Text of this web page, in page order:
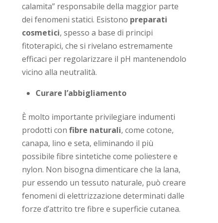
calamita” responsabile della maggior parte
dei fenomeni statici. Esistono preparati
cosmetici, spesso a base di principi
fitoterapici, che si rivelano estremamente
efficaci per regolarizzare il pH mantenendolo
vicino alla neutralità.
Curare l’abbigliamento
È molto importante privilegiare indumenti
prodotti con fibre naturali, come cotone,
canapa, lino e seta, eliminando il più
possibile fibre sintetiche come poliestere e
nylon. Non bisogna dimenticare che la lana,
pur essendo un tessuto naturale, può creare
fenomeni di elettrizzazione determinati dalle
forze d’attrito tre fibre e superficie cutanea.